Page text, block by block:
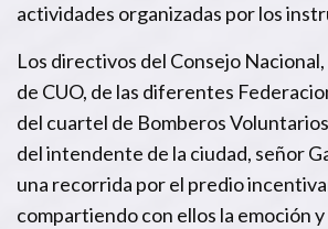
actividades organizadas por los
Los directivos del Consejo Nacional,
de CUO, de las diferentes
del cuartel de Bomberos
del intendente de la ciudad, señor
una recorrida por el predio
compartiendo con ellos la emoción